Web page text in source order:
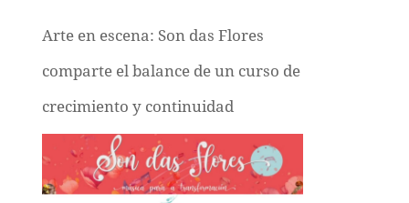
Arte en escena: Son das Flores
comparte el balance de un curso de
crecimiento y continuidad